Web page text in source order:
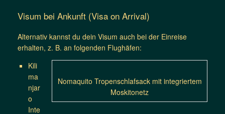
Visum bei Ankunft (Visa on Arrival)
Alternativ kannst du dein Visum auch bei der Einreise
erhalten, z. B. an folgenden Flughäfen:
Nomaquito Tropenschlafsack mit integriertem
Moskitonetz
Kili
ma
njar
o
Inte